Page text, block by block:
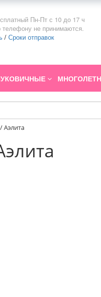
Пн-Пт с 10 до 17 ч
телефону не принимаются.
/ Сроки отправок
Аэлита